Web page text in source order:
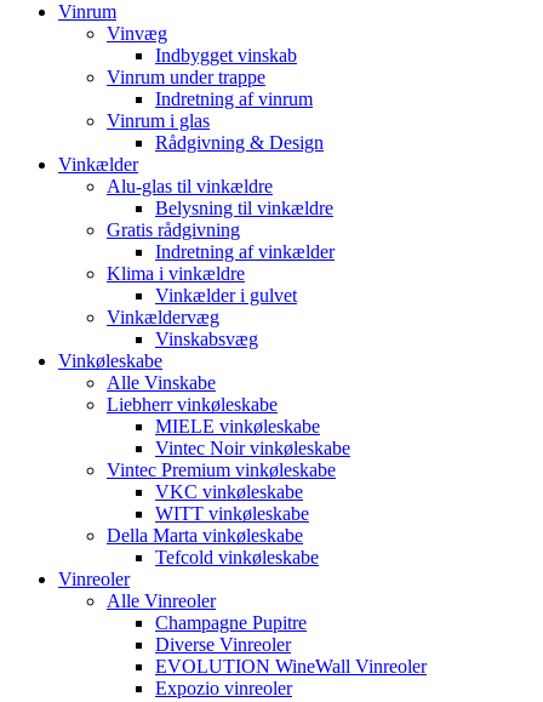
Vinrum
Vinvæg
Indbygget vinskab
Vinrum under trappe
Indretning af vinrum
Vinrum i glas
Rådgivning & Design
Vinkælder
Alu-glas til vinkældre
Belysning til vinkældre
Gratis rådgivning
Indretning af vinkælder
Klima i vinkældre
Vinkælder i gulvet
Vinkældervæg
Vinskabsvæg
Vinkøleskabe
Alle Vinskabe
Liebherr vinkøleskabe
MIELE vinkøleskabe
Vintec Noir vinkøleskabe
Vintec Premium vinkøleskabe
VKC vinkøleskabe
WITT vinkøleskabe
Della Marta vinkøleskabe
Tefcold vinkøleskabe
Vinreoler
Alle Vinreoler
Champagne Pupitre
Diverse Vinreoler
EVOLUTION WineWall Vinreoler
Expozio vinreoler